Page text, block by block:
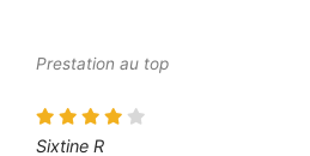
Prestation au top
Sixtine R